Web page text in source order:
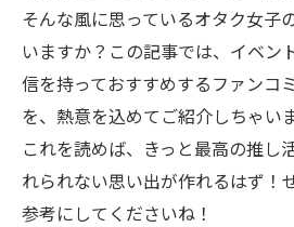
そんな風に思っているオタク女子
いますか？この記事では、イベン
信を持っておすすめするファンコ
を、熱意を込めてご紹介しちゃい
これを読めば、きっと最高の推し
れられない思い出が作れるはず！
参考にしてくださいね！